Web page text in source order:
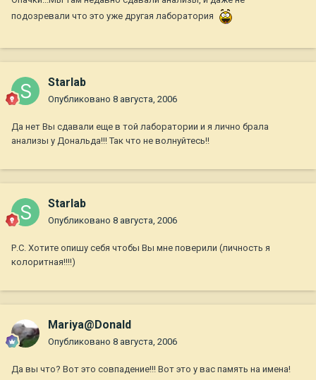
подозревали что это уже другая лаборатория
Starlab
Опубликовано 8 августа, 2006
Да нет Вы сдавали еще в той лаборатории и я лично брала
анализы у Дональда!!! Так что не волнуйтесь!!
Starlab
Опубликовано 8 августа, 2006
Р.С. Хотите опишу себя чтобы Вы мне поверили (личность я
колоритная!!!!)
Mariya@Donald
Опубликовано 8 августа, 2006
Да вы что? Вот это совпадение!!! Вот это у вас память на имена!